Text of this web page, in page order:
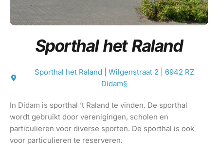
Sporthal het Raland
Sporthal het Raland | Wilgenstraat 2 | 6942 RZ
Didam§
In Didam is sporthal ’t Raland te vinden. De sporthal
wordt gebruikt door verenigingen, scholen en
particulieren voor diverse sporten. De sporthal is ook
voor particulieren te reserveren.